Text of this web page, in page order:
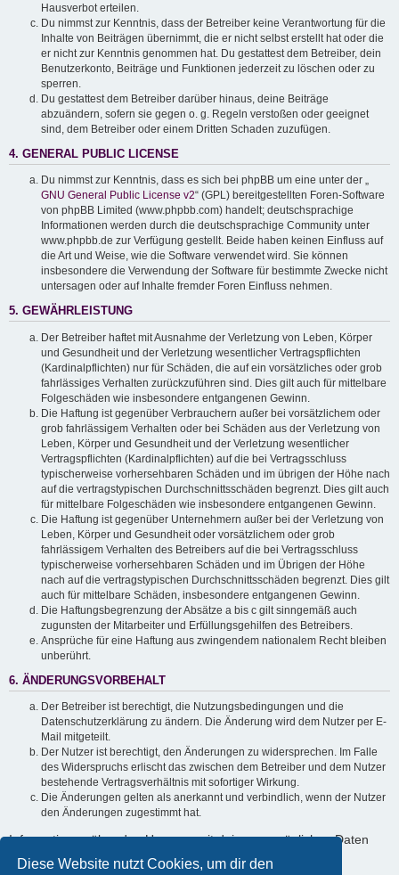
Diese Website nutzt Cookies, um dir den
Hausverbot erteilen.
Du nimmst zur Kenntnis, dass der Betreiber keine Verantwortung für die
Inhalte von Beiträgen übernimmt, die er nicht selbst erstellt hat oder die
er nicht zur Kenntnis genommen hat. Du gestattest dem Betreiber, dein
Benutzerkonto, Beiträge und Funktionen jederzeit zu löschen oder zu
sperren.
Du gestattest dem Betreiber darüber hinaus, deine Beiträge
abzuändern, sofern sie gegen o. g. Regeln verstoßen oder geeignet
sind, dem Betreiber oder einem Dritten Schaden zuzufügen.
4. GENERAL PUBLIC LICENSE
Du nimmst zur Kenntnis, dass es sich bei phpBB um eine unter der „
GNU General Public License v2“ (GPL) bereitgestellten Foren-Software
von phpBB Limited (www.phpbb.com) handelt; deutschsprachige
Informationen werden durch die deutschsprachige Community unter
www.phpbb.de zur Verfügung gestellt. Beide haben keinen Einfluss auf
die Art und Weise, wie die Software verwendet wird. Sie können
insbesondere die Verwendung der Software für bestimmte Zwecke nicht
untersagen oder auf Inhalte fremder Foren Einfluss nehmen.
5. GEWÄHRLEISTUNG
Der Betreiber haftet mit Ausnahme der Verletzung von Leben, Körper
und Gesundheit und der Verletzung wesentlicher Vertragspflichten
(Kardinalpflichten) nur für Schäden, die auf ein vorsätzliches oder grob
fahrlässiges Verhalten zurückzuführen sind. Dies gilt auch für mittelbare
Folgeschäden wie insbesondere entgangenen Gewinn.
Die Haftung ist gegenüber Verbrauchern außer bei vorsätzlichem oder
grob fahrlässigem Verhalten oder bei Schäden aus der Verletzung von
Leben, Körper und Gesundheit und der Verletzung wesentlicher
Vertragspflichten (Kardinalpflichten) auf die bei Vertragsschluss
typischerweise vorhersehbaren Schäden und im übrigen der Höhe nach
auf die vertragstypischen Durchschnittsschäden begrenzt. Dies gilt auch
für mittelbare Folgeschäden wie insbesondere entgangenen Gewinn.
Die Haftung ist gegenüber Unternehmern außer bei der Verletzung von
Leben, Körper und Gesundheit oder vorsätzlichem oder grob
fahrlässigem Verhalten des Betreibers auf die bei Vertragsschluss
typischerweise vorhersehbaren Schäden und im Übrigen der Höhe
nach auf die vertragstypischen Durchschnittsschäden begrenzt. Dies gilt
auch für mittelbare Schäden, insbesondere entgangenen Gewinn.
Die Haftungsbegrenzung der Absätze a bis c gilt sinngemäß auch
zugunsten der Mitarbeiter und Erfüllungsgehilfen des Betreibers.
Ansprüche für eine Haftung aus zwingendem nationalem Recht bleiben
unberührt.
6. ÄNDERUNGSVORBEHALT
Der Betreiber ist berechtigt, die Nutzungsbedingungen und die
Datenschutzerklärung zu ändern. Die Änderung wird dem Nutzer per E-
Mail mitgeteilt.
Der Nutzer ist berechtigt, den Änderungen zu widersprechen. Im Falle
des Widerspruchs erlischt das zwischen dem Betreiber und dem Nutzer
bestehende Vertragsverhältnis mit sofortiger Wirkung.
Die Änderungen gelten als anerkannt und verbindlich, wenn der Nutzer
den Änderungen zugestimmt hat.
Informationen über den Umgang mit deinen persönlichen Daten
sind in der Datenschutzerklärung enthalten.